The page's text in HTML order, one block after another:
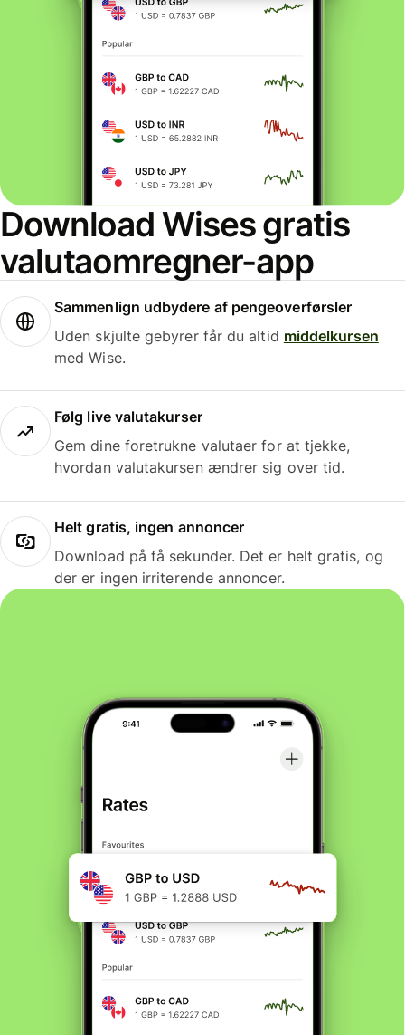
Download Wises gratis
valutaomregner-app
Sammenlign udbydere af pengeoverførsler
Uden skjulte gebyrer får du altid middelkursen
med Wise.
Følg live valutakurser
Gem dine foretrukne valutaer for at tjekke,
hvordan valutakursen ændrer sig over tid.
Helt gratis, ingen annoncer
Download på få sekunder. Det er helt gratis, og
der er ingen irriterende annoncer.